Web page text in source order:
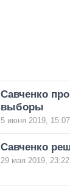
Савченко
выборы
5 июня 2019, 15:07
Савченко
29 мая 2019, 23:22